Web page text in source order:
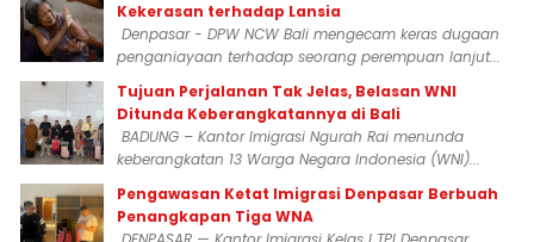
Kekerasan terhadap Lansia
Denpasar - DPW NCW Bali mengecam keras dugaan
penganiayaan terhadap seorang perempuan lanjut...
Tujuan Perjalanan Tak Jelas, Belasan WNI
Ditunda Keberangkatannya di Bali
BADUNG – Kantor Imigrasi Ngurah Rai menunda
keberangkatan 13 Warga Negara Indonesia (WNI)...
Pengawasan Ketat Imigrasi Denpasar Berbuah
Penangkapan Tiga WNA